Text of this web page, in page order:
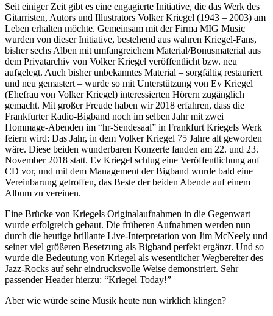
Seit einiger Zeit gibt es eine engagierte Initiative, die das Werk des
Gitarristen, Autors und Illustrators Volker Kriegel (1943 – 2003) am
Leben erhalten möchte. Gemeinsam mit der Firma MIG Music
wurden von dieser Initiative, bestehend aus wahren Kriegel-Fans,
bisher sechs Alben mit umfangreichem Material/Bonusmaterial aus
dem Privatarchiv von Volker Kriegel veröffentlicht bzw. neu
aufgelegt. Auch bisher unbekanntes Material – sorgfältig restauriert
und neu gemastert – wurde so mit Unterstützung von Ev Kriegel
(Ehefrau von Volker Kriegel) interessierten Hörern zugänglich
gemacht. Mit großer Freude haben wir 2018 erfahren, dass die
Frankfurter Radio-Bigband noch im selben Jahr mit zwei
Hommage-Abenden im “hr-Sendesaal” in Frankfurt Kriegels Werk
feiern wird: Das Jahr, in dem Volker Kriegel 75 Jahre alt geworden
wäre. Diese beiden wunderbaren Konzerte fanden am 22. und 23.
November 2018 statt. Ev Kriegel schlug eine Veröffentlichung auf
CD vor, und mit dem Management der Bigband wurde bald eine
Vereinbarung getroffen, das Beste der beiden Abende auf einem
Album zu vereinen.
Eine Brücke von Kriegels Originalaufnahmen in die Gegenwart
wurde erfolgreich gebaut. Die früheren Aufnahmen werden nun
durch die heutige brillante Live-Interpretation von Jim McNeely und
seiner viel größeren Besetzung als Bigband perfekt ergänzt. Und so
wurde die Bedeutung von Kriegel als wesentlicher Wegbereiter des
Jazz-Rocks auf sehr eindrucksvolle Weise demonstriert. Sehr
passender Header hierzu: “Kriegel Today!”
Aber wie würde seine Musik heute nun wirklich klingen?